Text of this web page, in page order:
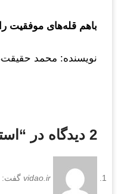
باهم قله‌های موفقیت
نویسنده: محمد
2 دیدگاه در “
vidao.ir گفت: